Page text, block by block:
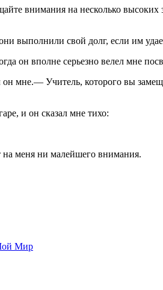
внимания на несколько
выполнили свой долг, если им
он вполне серьезно велел мне
мне.— Учитель, которого вы
и он сказал мне тихо:
меня ни малейшего внимания.
Мир